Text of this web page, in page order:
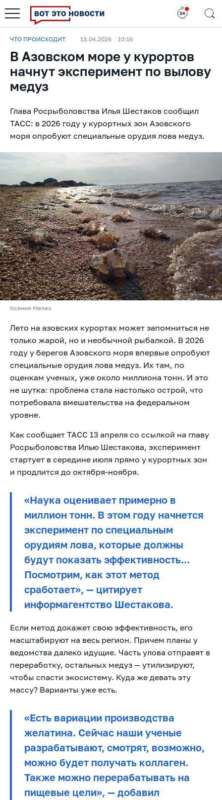
ЧТО ПРОИСХОДИТ 13.04.2026 10:16
В Азовском море у курортов
начнут эксперимент по вылову
медуз
Глава Росрыболовства Илья Шестаков сообщил
ТАСС: в 2026 году у курортных зон Азовского
моря опробуют специальные орудия лова медуз.
Ксения Мелех
Лето на азовских курортах может запомниться не
только жарой, но и необычной рыбалкой. В 2026
году у берегов Азовского моря впервые опробуют
специальные орудия лова медуз. Их там, по
оценкам ученых, уже около миллиона тонн. И это
не шутка: проблема стала настолько острой, что
потребовала вмешательства на федеральном
уровне.
Как сообщает ТАСС 13 апреля со ссылкой на главу
Росрыболовства Илью Шестакова, эксперимент
стартует в середине июля прямо у курортных зон
и продлится до октября-ноября.
«Наука оценивает примерно в
миллион тонн. В этом году начнется
эксперимент по специальным
орудиям лова, которые должны
будут показать эффективность...
Посмотрим, как этот метод
сработает», — цитирует
информагентство Шестакова.
Если метод докажет свою эффективность, его
масштабируют на весь регион. Причем планы у
ведомства далеко идущие. Часть улова отправят в
переработку, остальных медуз — утилизируют,
чтобы спасти экосистему. Куда же девать эту
массу? Варианты уже есть.
«Есть вариации производства
желатина. Сейчас наши ученые
разрабатывают, смотрят, возможно,
можно будет получать коллаген.
Также можно перерабатывать на
пищевые цели», — добавил